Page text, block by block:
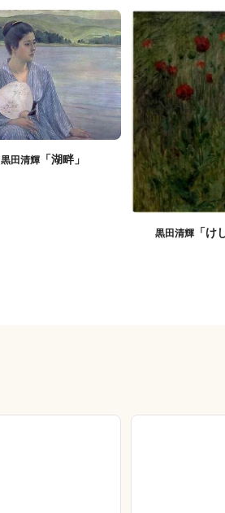
黒田清輝 「湖畔」
黒田清輝 「け